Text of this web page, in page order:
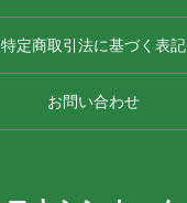
特定商取引法に基づく表記
お問い合わせ